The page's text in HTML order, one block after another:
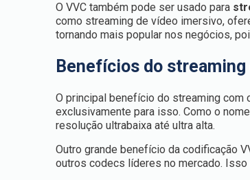
O VVC também pode ser usado para
como streaming de vídeo imersivo,
tornando mais popular nos negócios,
Benefícios do streaming
O principal benefício do streaming com
exclusivamente para isso. Como o
resolução ultrabaixa até ultra alta.
Outro grande benefício da codificação
outros codecs líderes no mercado.